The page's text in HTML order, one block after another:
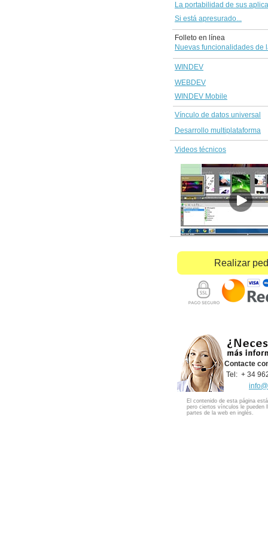
La portabilidad de sus
Si está apresurado...
Folleto en línea
Nuevas funcionalidades de
WINDEV
WEBDEV
WINDEV Mobile
Vínculo de datos universal
Desarrollo multiplataforma
Videos técnicos
Realizar
El contenido de esta página
pero ciertos vínculos le pueden
partes de la web en inglés.
Contacte
Tel: + 34